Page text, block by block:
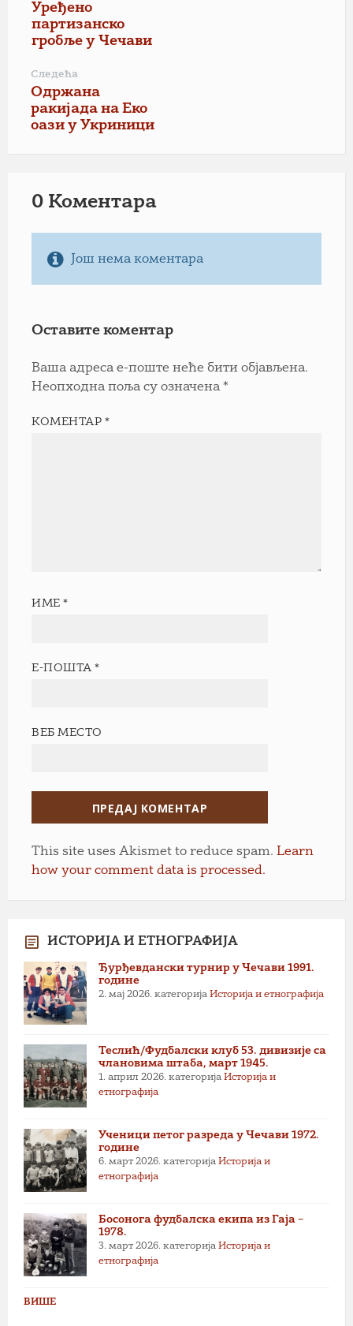
Уређено
партизанско
гробље у Чечави
Следећа
Одржана
ракијада на Еко
оази у Укриници
0 Коментарa
Још нема коментара
Оставите коментар
Ваша адреса е-поште неће бити објављена.
Неопходна поља су означена *
КОМЕНТАР*
ИМЕ*
Е-ПОШТА*
ВЕБ МЕСТО
This site uses Akismet to reduce spam. Learn
how your comment data is processed.
ИСТОРИЈА И ЕТНОГРАФИЈА
Ђурђевдански турнир у Чечави 1991.
године
2. мај 2026. категорија Историја и етнографија
Теслић/Фудбалски клуб 53. дивизије са
члановима штаба, март 1945.
1. април 2026. категорија Историја и
етнографија
Ученици петог разреда у Чечави 1972.
године
6. март 2026. категорија Историја и
етнографија
Босонога фудбалска екипа из Гаја –
1978.
3. март 2026. категорија Историја и
етнографија
ВИШЕ